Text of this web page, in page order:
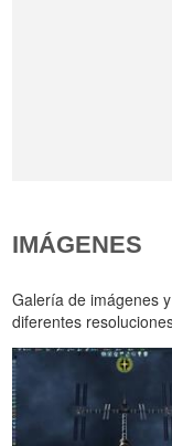
IMÁGENES
Galería de imágenes
diferentes